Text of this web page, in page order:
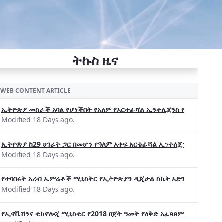
ትኩስ ዜና
WEB CONTENT ARTICLE
ኢትዮጵያ መስራች አባል የሆነችበት የአለም የአርተፊሻል ኢንተሊጀንስ የትብብር
Modified 18 Days ago.
ኢትዮጵያ ከ29 ሀገራት ጋር በመሆን የዓለም አቀፍ አርቴፊሻል ኢንተለጀንስ ትብብር
Modified 18 Days ago.
የተባበሩት አረብ ኤምሬቶች ሚኒስትር የኢትዮጵያን ዲጂታል ስኬት አድንቀዋል
Modified 18 Days ago.
የኢኖቬሽንና ቴክኖሎጂ ሚኒስቴር የ2018 በጀት ዓመት የዕቅድ አፈጻጸምና የቀጣይ